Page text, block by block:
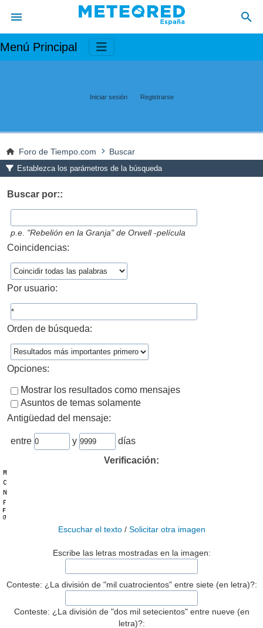
Menú Principal
Iniciar sesión Registrarse
Foro de Tiempo.com Buscar
Establezca los parámetros de la búsqueda
Buscar por::
p.e. "Rebelión en la Granja" de Orwell -película
Coincidencias:
Por usuario:
Orden de búsqueda:
Opciones:
Mostrar los resultados como mensajes
Asuntos de temas solamente
Antigüedad del mensaje:
entre y
días
Verificación:
Escuchar el texto/ Solicitar otra imagen
Escribe las letras mostradas en la imagen:
Conteste: ¿La división de "mil cuatrocientos" entre siete (en letra)?:
Conteste: ¿La división de "dos mil setecientos" entre nueve (en
letra)?: